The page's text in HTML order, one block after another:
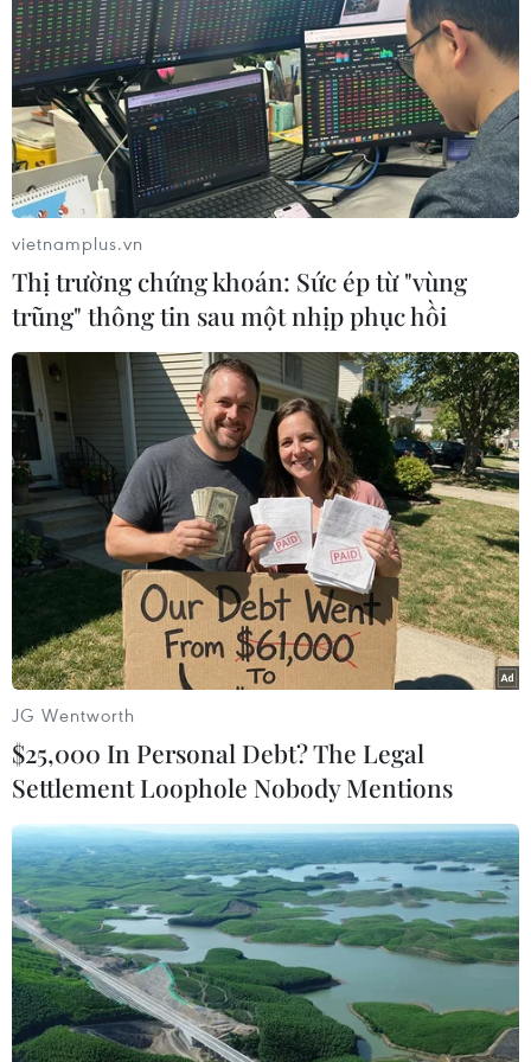
Điều tra vụ cây rừng phòng hộ Dầu Tiếng
bị "bức tử" bằng chất độc
08/03/2017 10:53
Chi cục Kiểm lâm Tây Ninh đang phối hợp với Ban
Quản lý rừng phòng hộ Dầu Tiếng củng cố hồ sơ để
đưa ra khởi tố điều tra vụ "bức tử" hàng trăm cây rừng
tự nhiên bằng chất độc.
vietnamplus.vn
Thị trường chứng khoán: Sức ép từ "vùng
trũng" thông tin sau một nhịp phục hồi
JG Wentworth
$25,000 In Personal Debt? The Legal
Settlement Loophole Nobody Mentions